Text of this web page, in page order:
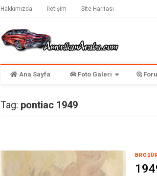
Hakkımızda İletişim Site Haritası
Ana Sayfa Foto Galeri
Tag: pontiac 1949